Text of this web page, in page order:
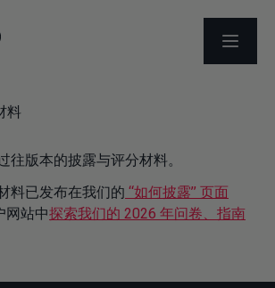
打开菜单
料
往版本的披露与评分材料。
料已发布在我们的 “如何披露” 页面
网站中探索我们的 2026 年问卷、指南